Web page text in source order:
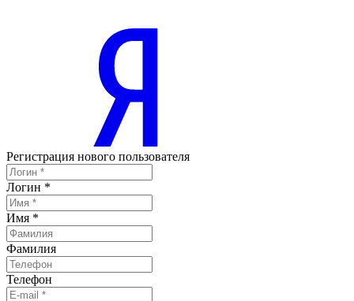
Регистрация нового пользователя
Логин *
Имя *
Фамилия
Телефон